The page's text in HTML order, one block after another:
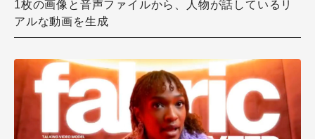
1枚の画像と音声ファイルから、人物が話しているリ
アルな動画を生成